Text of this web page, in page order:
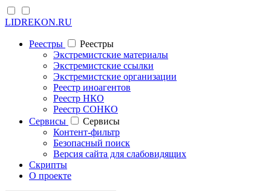
LIDREKON.RU
Реестры
Реестры
Экстремистские материалы
Экстремистские ссылки
Экстремистские организации
Реестр иноагентов
Реестр НКО
Реестр СОНКО
Cервисы
Cервисы
Контент-фильтр
Безопасный поиск
Версия сайта для слабовидящих
Скрипты
О проекте